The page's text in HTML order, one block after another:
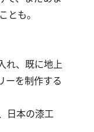
とも。
れ、既に地上
ーを制作する
日本の漆工